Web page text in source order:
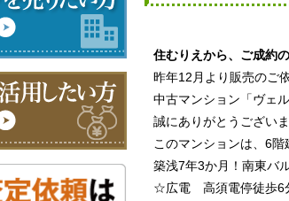
住むりえから、ご成約
昨年12月より販売のご
中古マンション「ヴェ
誠にありがとうございま
このマンションは、6階
築浅7年3か月！南東バ
☆広電 高須電停徒歩